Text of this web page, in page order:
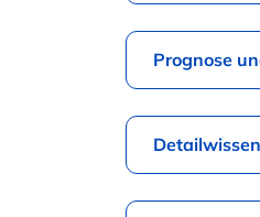
Prognose